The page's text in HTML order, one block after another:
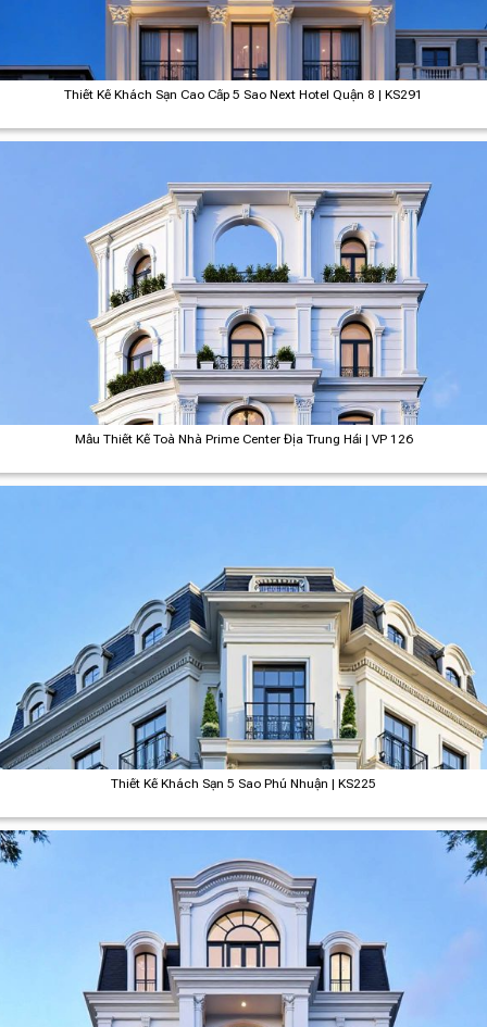
Thiết Kế Khách Sạn Cao Cấp 5 Sao Next Hotel Quận 8 | KS291
Mẫu Thiết Kế Toà Nhà Prime Center Địa Trung Hải | VP 126
Thiết Kế Khách Sạn 5 Sao Phú Nhuận | KS225